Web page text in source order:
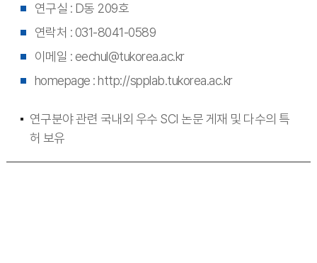
연구실 : D동 209호
연락처 : 031-8041-0589
이메일 : eechul@tukorea.ac.kr
homepage : http://spplab.tukorea.ac.kr
연구분야 관련 국내외 우수 SCI 논문 게재 및 다수의 특
허 보유